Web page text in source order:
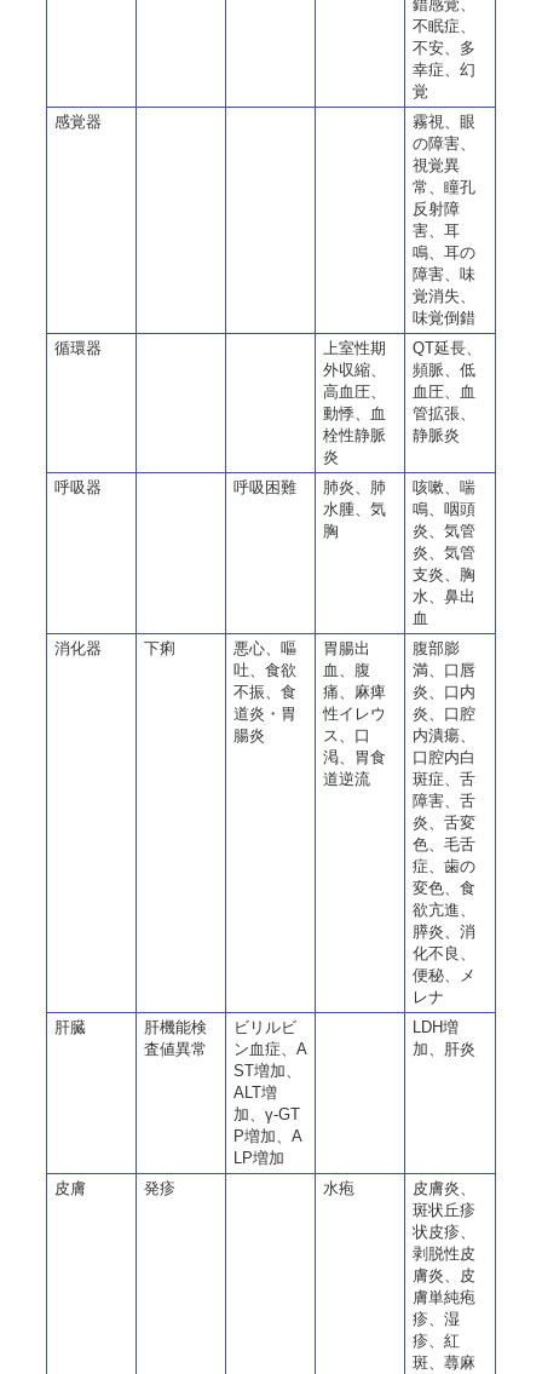
錯感覚、
不眠症、
不安、多
幸症、幻
覚
感覚器
霧視、眼
の障害、
視覚異
常、瞳孔
反射障
害、耳
鳴、耳の
障害、味
覚消失、
味覚倒錯
循環器
上室性期
外収縮、
高血圧、
動悸、血
栓性静脈
炎
QT延長、
頻脈、低
血圧、血
管拡張、
静脈炎
呼吸器 呼吸困難
肺炎、肺
水腫、気
胸
咳嗽、喘
鳴、咽頭
炎、気管
炎、気管
支炎、胸
水、鼻出
血
消化器
下痢
悪心、嘔
吐、食欲
不振、食
道炎・胃
腸炎
胃腸出
血、腹
痛、麻痺
性イレウ
ス、口
渇、胃食
道逆流
腹部膨
満、口唇
炎、口内
炎、口腔
内潰瘍、
口腔内白
斑症、舌
障害、舌
炎、舌変
色、毛舌
症、歯の
変色、食
欲亢進、
膵炎、消
化不良、
便秘、メ
レナ
肝臓
肝機能検
査値異常
ビリルビ
ン血症、A
ST増加、
ALT増
加、γ-GT
P増加、A
LP増加
LDH増
加、肝炎
皮膚 発疹 水疱
皮膚炎、
斑状丘疹
状皮疹、
剥脱性皮
膚炎、皮
膚単純疱
疹、湿
疹、紅
斑、蕁麻